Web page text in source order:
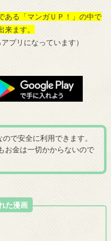
ある「マンガＵＰ！」の中で
ます。
プリになっています）
で安全に利用できます。
お金は一切かからないので
た漫画